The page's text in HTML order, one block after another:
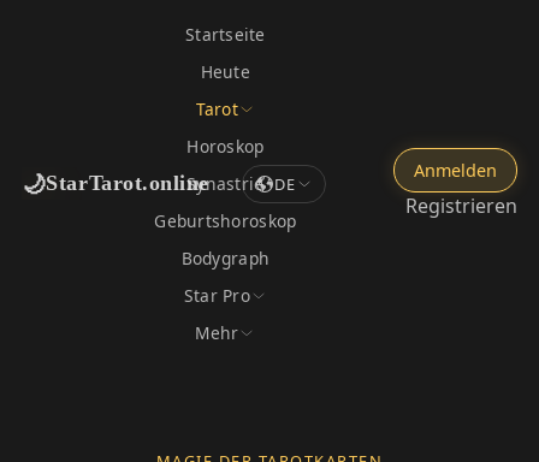
🌙StarTarot.online
Startseite
Heute
Tarot
Horoskop
Synastrie
Geburtshoroskop
Bodygraph
Star Pro
Mehr
DE
Anmelden
Registrieren